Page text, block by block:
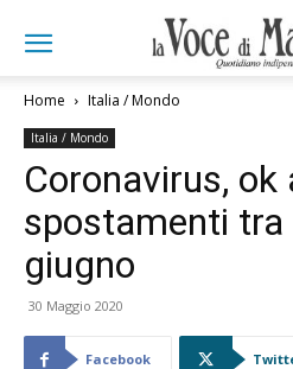
Home Italia / Mondo
Italia / Mondo
Coronavirus, ok
spostamenti tra
giugno
30 Maggio 2020
Facebook